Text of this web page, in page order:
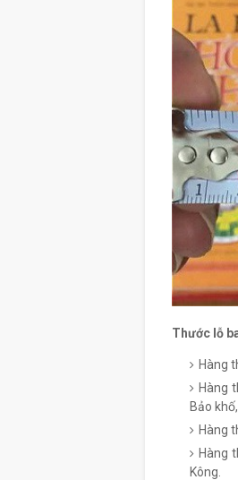
Thước lỗ
Hàng
Hàng
Bảo
Hàng
Hàng
Kông.